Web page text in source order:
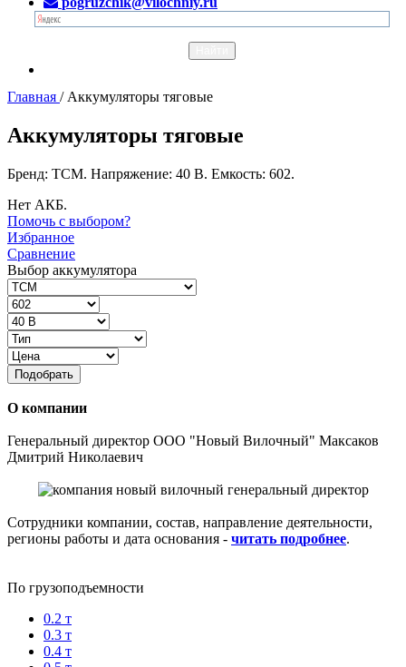
Главная / Аккумуляторы тяговые
Аккумуляторы тяговые
Бренд: TCM. Напряжение: 40 В. Емкость: 602.
Нет АКБ.
Помочь с выбором?
Избранное
Сравнение
Выбор аккумулятора
Подобрать
О компании
Генеральный директор ООО "Новый Вилочный" Максаков
Дмитрий Николаевич
Сотрудники компании, состав, направление деятельности,
регионы работы и дата основания - читать подробнее.
По грузоподъемности
0.2 т
0.3 т
0.4 т